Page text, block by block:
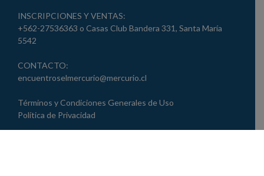
INSCRIPCIONES Y VENTAS:
+562-27536363 o Casas Club Bandera 331, Santa María
5542
CONTACTO:
encuentroselmercurio@mercurio.cl
Términos y Condiciones Generales de Uso
Política de Privacidad